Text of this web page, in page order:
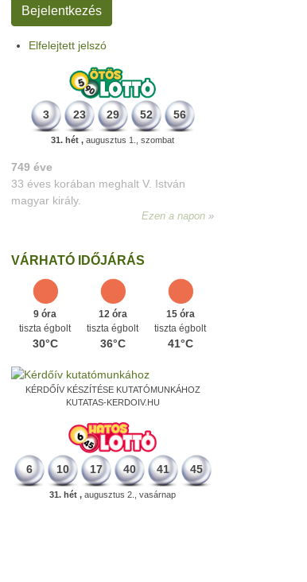
Elfelejtett jelszó
3 23 29 52 56
31. hét , augusztus 1., szombat
498 éve
A szávaszentdemeteri-nagyolaszi
győzelem, ahol a magyarok utoljára
győzték le a törököket Mohács előtt.
VÁRHATÓ IDŐJÁRÁS
9 óra
tiszta égbolt
30°C
12 óra
tiszta égbolt
36°C
15 óra
tiszta égbolt
41°C
KÉRDŐÍV KÉSZÍTÉSE KUTATÓMUNKÁHOZ
KUTATAS-KERDOIV.HU
6 10 17 40 41 45
31. hét , augusztus 2., vasárnap